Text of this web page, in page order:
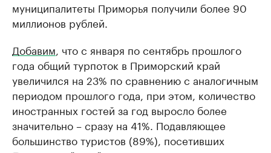
муниципалитеты Приморья получили более 90
миллионов рублей.
Добавим , что с января по сентябрь прошлого
года общий турпоток в Приморский край
увеличился на 23% по сравнению с аналогичным
периодом прошлого года, при этом, количество
иностранных гостей за год выросло более
значительно – сразу на 41%. Подавляющее
большинство туристов (89%), посетивших